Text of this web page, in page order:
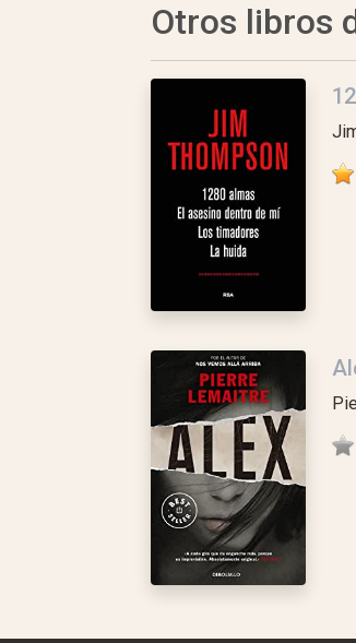
Otros libros